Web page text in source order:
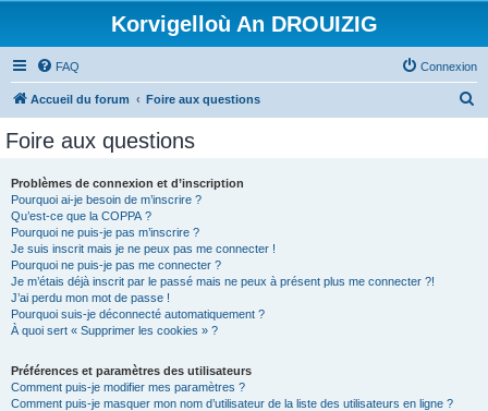
Korvigelloù An DROUIZIG
FAQ Connexion
Accueil du forum Foire aux questions
Foire aux questions
Problèmes de connexion et d’inscription
Pourquoi ai-je besoin de m’inscrire ?
Qu’est-ce que la COPPA ?
Pourquoi ne puis-je pas m’inscrire ?
Je suis inscrit mais je ne peux pas me connecter !
Pourquoi ne puis-je pas me connecter ?
Je m’étais déjà inscrit par le passé mais ne peux à présent plus me connecter ?!
J’ai perdu mon mot de passe !
Pourquoi suis-je déconnecté automatiquement ?
À quoi sert « Supprimer les cookies » ?
Préférences et paramètres des utilisateurs
Comment puis-je modifier mes paramètres ?
Comment puis-je masquer mon nom d’utilisateur de la liste des utilisateurs en ligne ?